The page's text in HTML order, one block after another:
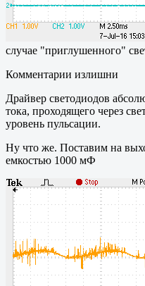
случае "приглушенного"
Комментарии излишни
Драйвер светодиодов
тока, проходящего через
уровень пульсации.
Ну что же. Поставим на
емкостью 1000 мФ